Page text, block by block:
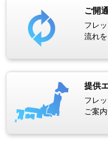
ご開
フレ
流れ
提供
フレ
ご案